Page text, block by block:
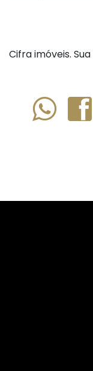
Cifra imóveis. Sua